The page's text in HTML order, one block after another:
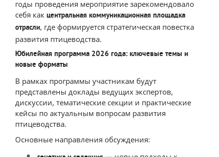
годы проведения мероприятие зарекомендовало
себя какцентральная коммуникационная площадка
отрасли, где формируется стратегическая повестка
развития птицеводства.
Юбилейная программа 2026 года: ключевые темы и
новые форматы
В рамках программы участникам будут
представлены доклады ведущих экспертов,
дискуссии, тематические секции и практические
кейсы по актуальным вопросам развития
птицеводства.
Основные направления обсуждения: